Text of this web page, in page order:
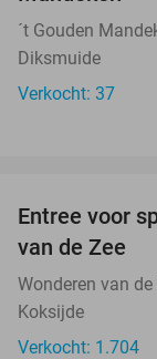
´t Gouden
Diksmuide
Verkocht: 37
Entree voor
van de Zee
Wonderen van
Koksijde
Verkocht: 1.704